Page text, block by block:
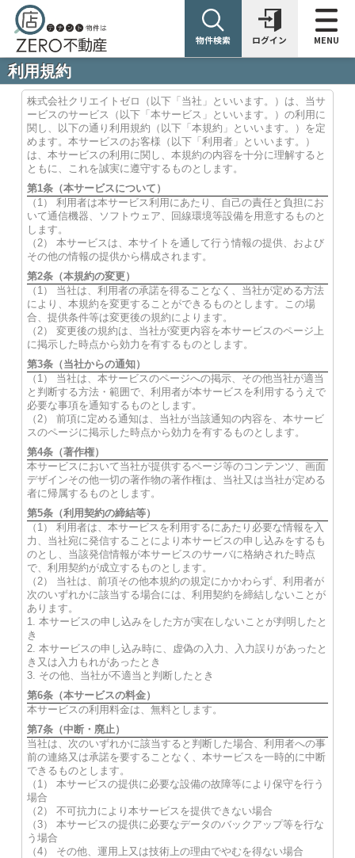
物件検索 ログイン MENU
利用規約
株式会社クリエイトゼロ（以下「当社」といいます。）は、当サ
ービスのサービス（以下「本サービス」といいます。）の利用に
関し、以下の通り利用規約（以下「本規約」といいます。）を定
めます。本サービスのお客様（以下「利用者」といいます。）
は、本サービスの利用に関し、本規約の内容を十分に理解すると
ともに、これを誠実に遵守するものとします。
第1条（本サービスについて）
（1） 利用者は本サービス利用にあたり、自己の責任と負担にお
いて通信機器、ソフトウェア、回線環境等設備を用意するものと
します。
（2） 本サービスは、本サイトを通して行う情報の提供、および
その他の情報の提供から構成されます。
第2条（本規約の変更）
（1） 当社は、利用者の承諾を得ることなく、当社が定める方法
により、本規約を変更することができるものとします。この場
合、提供条件等は変更後の規約によります。
（2） 変更後の規約は、当社が変更内容を本サービスのページ上
に掲示した時点から効力を有するものとします。
第3条（当社からの通知）
（1） 当社は、本サービスのページへの掲示、その他当社が適当
と判断する方法・範囲で、利用者が本サービスを利用するうえで
必要な事項を通知するものとします。
（2） 前項に定める通知は、当社が当該通知の内容を、本サービ
スのページに掲示した時点から効力を有するものとします。
第4条（著作権）
本サービスにおいて当社が提供するページ等のコンテンツ、画面
デザインその他一切の著作物の著作権は、当社又は当社が定める
者に帰属するものとします。
第5条（利用契約の締結等）
（1） 利用者は、本サービスを利用するにあたり必要な情報を入
力、当社宛に発信することにより本サービスの申し込みをするも
のとし、当該発信情報が本サービスのサーバに格納された時点
で、利用契約が成立するものとします。
（2） 当社は、前項その他本規約の規定にかかわらず、利用者が
次のいずれかに該当する場合には、利用契約を締結しないことが
あります。
1. 本サービスの申し込みをした方が実在しないことが判明したと
き
2. 本サービスの申し込み時に、虚偽の入力、入力誤りがあったと
き又は入力もれがあったとき
3. その他、当社が不適当と判断したとき
第6条（本サービスの料金）
本サービスの利用料金は、無料とします。
第7条（中断・廃止）
当社は、次のいずれかに該当すると判断した場合、利用者への事
前の連絡又は承諾を要することなく、本サービスを一時的に中断
できるものとします。
（1） 本サービスの提供に必要な設備の故障等により保守を行う
場合
（2） 不可抗力により本サービスを提供できない場合
（3） 本サービスの提供に必要なデータのバックアップ等を行な
う場合
（4） その他、運用上又は技術上の理由でやむを得ない場合